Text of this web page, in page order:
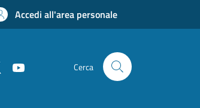
Accedi all'area personale
Cerca